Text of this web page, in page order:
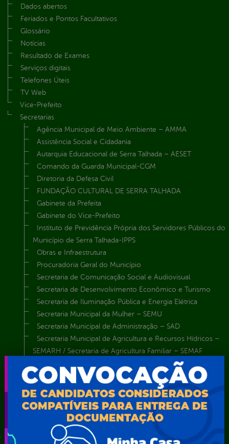
Dados abertos
Feriados e Pontos Facultativos
Glossário
Notícias
Resultado de Exames
Serviços digitais
Telefones Úteis
TV Web
Vice-Prefeito
Secretarias
Agência Municipal de Meio Ambiente – AMMA
Assistência Social e Cidadania
Autarquia Educacional de Serra Talhada – AESET
Comando da Guarda Municipal-CGM
Diretoria da Defesa Civil
FUNDAÇÃO CULTURAL DE SERRA TALHADA
Gabinete da Prefeita
Gabinete do Vice-Prefeito
Instituto de Previdência Própria dos Servidores Públicos do
Município de Serra Talhada-IPPS
Obras e Infraestrutura
Procuradoria Geral do Município
Secretaria de Comunicação Social e Audiovisual
Secretaria de Desenvolvimento Econômico e Turismo
Secretaria de Iluminação Pública e Energia Elétrica
Secretaria Municipal da Mulher – SEMU
Secretaria Municipal de Administração – SAD
Secretaria Municipal de Agricultura e Recursos Hídricos –
SEMARH / Secretaria de Agricultura Familiar – SEMAF
Secretaria Municipal de Esporte e Lazer – SEMEL
Secretaria Municipal de Finanças – SECFIN
Secretaria Municipal de Governo – SEGOV
Secretaria Municipal de Meio Ambiente – SEMA
Secretaria Municipal de Planejamento e Gestão – SEPLAG
Secretaria Municipal de Relações Institucionais – SEMRI